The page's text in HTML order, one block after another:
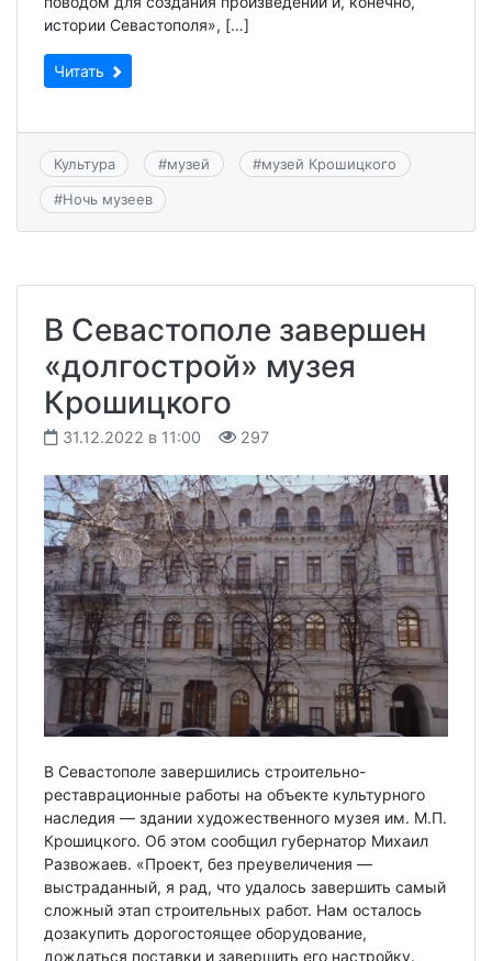
истории Севастополя», […]
Читать
Культура #музей #музей Крошицкого
#Ночь музеев
В Севастополе завершен
«долгострой» музея
Крошицкого
31.12.2022 в 11:00 297
В Севастополе завершились строительно-
реставрационные работы на объекте культурного
наследия — здании художественного музея им. М.П.
Крошицкого. Об этом сообщил губернатор Михаил
Развожаев. «Проект, без преувеличения —
выстраданный, я рад, что удалось завершить самый
сложный этап строительных работ. Нам осталось
дозакупить дорогостоящее оборудование,
дождаться поставки и завершить его настройку.